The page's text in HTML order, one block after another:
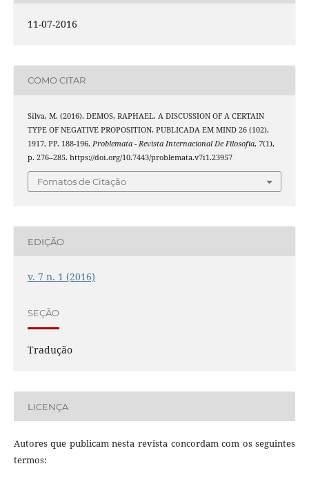
11-07-2016
COMO CITAR
Silva, M. (2016). DEMOS, RAPHAEL. A DISCUSSION OF A CERTAIN
TYPE OF NEGATIVE PROPOSITION. PUBLICADA EM MIND 26 (102),
1917, PP. 188-196. Problemata - Revista Internacional De Filosofia, 7(1),
p. 276–285. https://doi.org/10.7443/problemata.v7i1.23957
Fomatos de Citação
EDIÇÃO
v. 7 n. 1 (2016)
SEÇÃO
Tradução
LICENÇA
Autores que publicam nesta revista concordam com os seguintes
termos: